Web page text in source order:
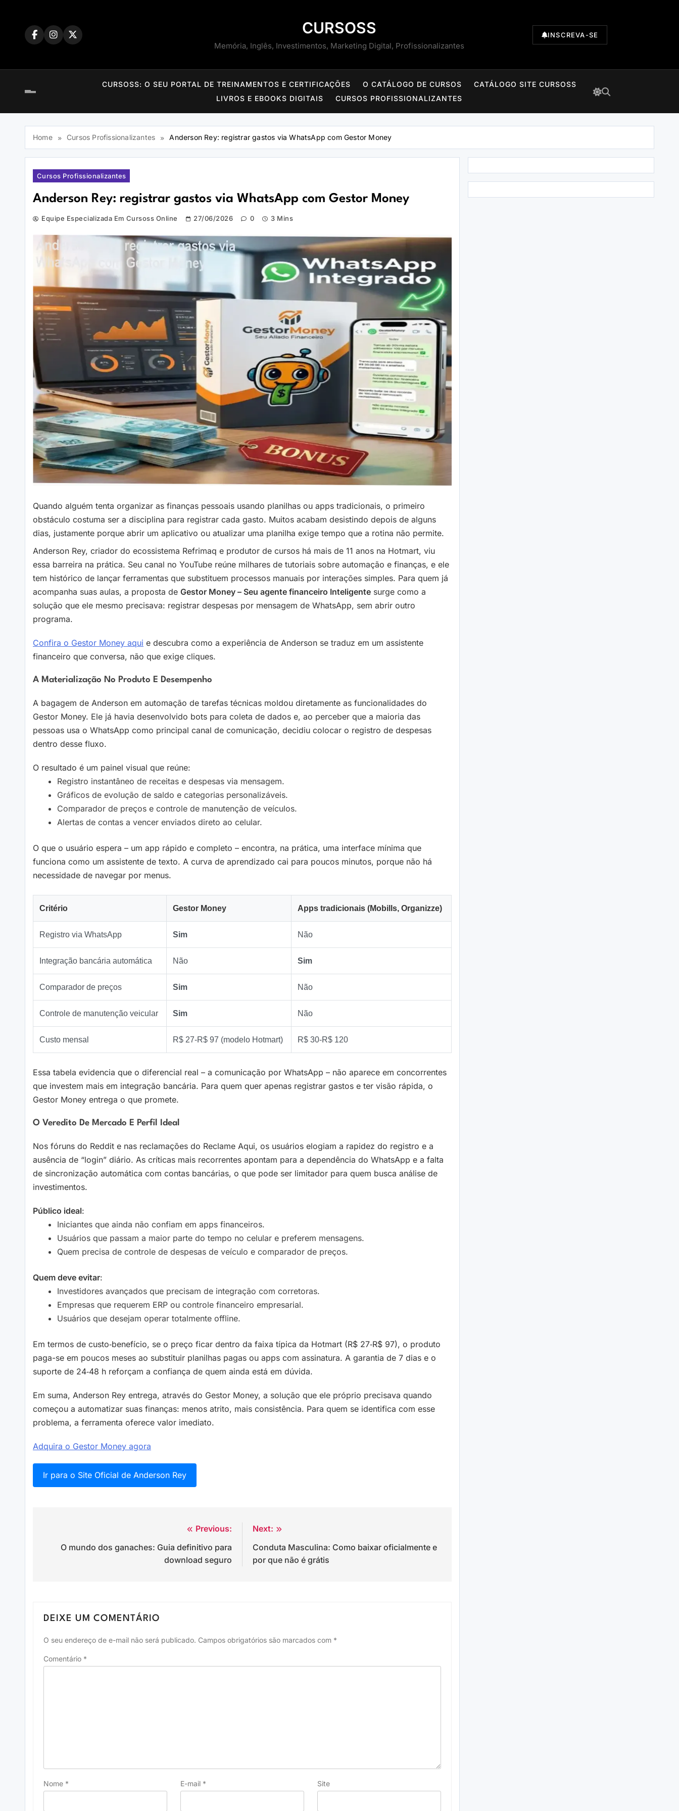
CURSOSS
Memória, Inglês, Investimentos, Marketing Digital, Profissionalizantes
INSCREVA-SE
CURSOSS: O SEU PORTAL DE TREINAMENTOS E CERTIFICAÇÕES O CATÁLOGO DE CURSOS
CATÁLOGO SITE CURSOSS
LIVROS E EBOOKS DIGITAIS
CURSOS PROFISSIONALIZANTES
Home Cursos Profissionalizantes Anderson Rey: registrar gastos via WhatsApp com Gestor Money
Cursos Profissionalizantes
Anderson Rey: registrar gastos via WhatsApp com Gestor Money
Equipe Especializada Em Cursoss Online 27/06/2026 0 3 Mins
Quando alguém tenta organizar as finanças pessoais usando planilhas ou apps tradicionais, o primeiro
obstáculo costuma ser a disciplina para registrar cada gasto. Muitos acabam desistindo depois de alguns
dias, justamente porque abrir um aplicativo ou atualizar uma planilha exige tempo que a rotina não permite.
Anderson Rey, criador do ecossistema Refrimaq e produtor de cursos há mais de 11 anos na Hotmart, viu
essa barreira na prática. Seu canal no YouTube reúne milhares de tutoriais sobre automação e finanças, e ele
tem histórico de lançar ferramentas que substituem processos manuais por interações simples. Para quem já
acompanha suas aulas, a proposta de Gestor Money – Seu agente financeiro Inteligente surge como a
solução que ele mesmo precisava: registrar despesas por mensagem de WhatsApp, sem abrir outro
programa.
Confira o Gestor Money aqui e descubra como a experiência de Anderson se traduz em um assistente
financeiro que conversa, não que exige cliques.
A Materialização No Produto E Desempenho
A bagagem de Anderson em automação de tarefas técnicas moldou diretamente as funcionalidades do
Gestor Money. Ele já havia desenvolvido bots para coleta de dados e, ao perceber que a maioria das
pessoas usa o WhatsApp como principal canal de comunicação, decidiu colocar o registro de despesas
dentro desse fluxo.
O resultado é um painel visual que reúne:
Registro instantâneo de receitas e despesas via mensagem.
Gráficos de evolução de saldo e categorias personalizáveis.
Comparador de preços e controle de manutenção de veículos.
Alertas de contas a vencer enviados direto ao celular.
O que o usuário espera – um app rápido e completo – encontra, na prática, uma interface mínima que
funciona como um assistente de texto. A curva de aprendizado cai para poucos minutos, porque não há
necessidade de navegar por menus.
Critério Gestor Money Apps tradicionais (Mobills, Organizze)
Registro via WhatsApp Sim Não
Integração bancária automática Não Sim
Comparador de preços Sim Não
Controle de manutenção veicular Sim Não
Custo mensal R$ 27‑R$ 97 (modelo Hotmart) R$ 30‑R$ 120
Essa tabela evidencia que o diferencial real – a comunicação por WhatsApp – não aparece em concorrentes
que investem mais em integração bancária. Para quem quer apenas registrar gastos e ter visão rápida, o
Gestor Money entrega o que promete.
O Veredito De Mercado E Perfil Ideal
Nos fóruns do Reddit e nas reclamações do Reclame Aqui, os usuários elogiam a rapidez do registro e a
ausência de “login” diário. As críticas mais recorrentes apontam para a dependência do WhatsApp e a falta
de sincronização automática com contas bancárias, o que pode ser limitador para quem busca análise de
investimentos.
Público ideal:
Iniciantes que ainda não confiam em apps financeiros.
Usuários que passam a maior parte do tempo no celular e preferem mensagens.
Quem precisa de controle de despesas de veículo e comparador de preços.
Quem deve evitar:
Investidores avançados que precisam de integração com corretoras.
Empresas que requerem ERP ou controle financeiro empresarial.
Usuários que desejam operar totalmente offline.
Em termos de custo‑benefício, se o preço ficar dentro da faixa típica da Hotmart (R$ 27‑R$ 97), o produto
paga-se em poucos meses ao substituir planilhas pagas ou apps com assinatura. A garantia de 7 dias e o
suporte de 24‑48 h reforçam a confiança de quem ainda está em dúvida.
Em suma, Anderson Rey entrega, através do Gestor Money, a solução que ele próprio precisava quando
começou a automatizar suas finanças: menos atrito, mais consistência. Para quem se identifica com esse
problema, a ferramenta oferece valor imediato.
Adquira o Gestor Money agora
Ir para o Site Oficial de Anderson Rey
Previous:
O mundo dos ganaches: Guia definitivo para
download seguro
Next:
Conduta Masculina: Como baixar oficialmente e
por que não é grátis
DEIXE UM COMENTÁRIO
O seu endereço de e-mail não será publicado. Campos obrigatórios são marcados com *
Comentário *
Nome * E-mail * Site